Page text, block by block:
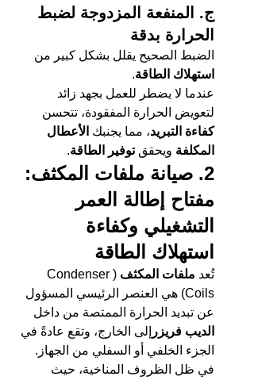
ج. المنفعة المزدوجة لضبط
الحرارة بدقة
الضبط الصحيح يقلل بشكل كبير من
استهلاك الطاقة.
عندما لا يضطر للعمل بجهد زائد
لتعويض الحرارة المفقودة، تتحسن
كفاءة التبريد، مما يجنبك الأعطال
المكلفة ويحقق توفير الطاقة.
2. صيانة ملفات المكثف:
مفتاح إطالة العمر
التشغيلي وكفاءة
استهلاك الطاقة
تُعد ملفات المكثف
(Condenser
Coils) هي العنصر الرئيسي المسؤول
عن تبديد الحرارة الممتصة من داخل
الديب فريزر إلى الخارج، وتقع عادةً في
الجزء الخلفي أو السفلي من الجهاز.
في ظل الظروف المناخية، حيث